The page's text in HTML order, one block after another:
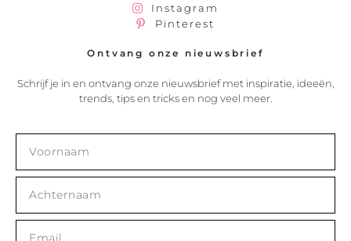
Instagram
Pinterest
Ontvang onze nieuwsbrief
Schrijf je in en ontvang onze nieuwsbrief met inspiratie, ideeën,
trends, tips en tricks en nog veel meer.